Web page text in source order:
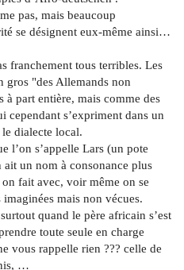
pas, mais beaucoup
se désignent eux-même ainsi…
franchement tous terribles. Les
gros "des Allemands non
à part entière, mais comme des
s’expriment dans un
dialecte local.
l’on s’appelle Lars (un pote
un nom à consonance plus
fait avec, voir même on se
mais non vécues.
quand le père africain s’est
toute seule en charge
vous rappelle rien ??? celle de
…